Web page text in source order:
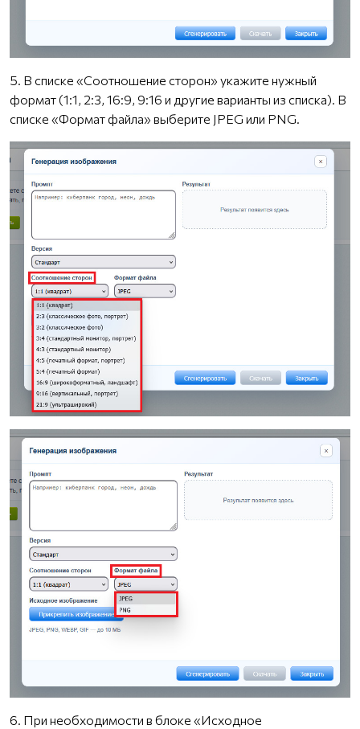
5. В списке «Соотношение сторон» укажите нужный
формат (1:1, 2:3, 16:9, 9:16 и другие варианты из списка). В
списке «Формат файла» выберите JPEG или PNG.
6. При необходимости в блоке «Исходное